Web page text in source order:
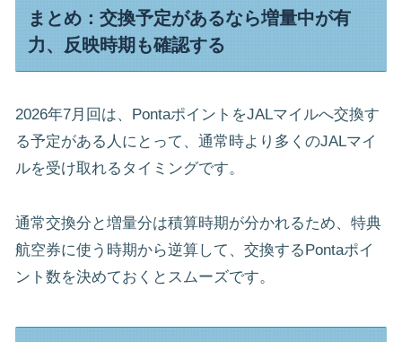
まとめ：交換予定があるなら増量中が有
力、反映時期も確認する
2026年7月回は、PontaポイントをJALマイルへ交換す
る予定がある人にとって、通常時より多くのJALマイ
ルを受け取れるタイミングです。
通常交換分と増量分は積算時期が分かれるため、特典
航空券に使う時期から逆算して、交換するPontaポイ
ント数を決めておくとスムーズです。